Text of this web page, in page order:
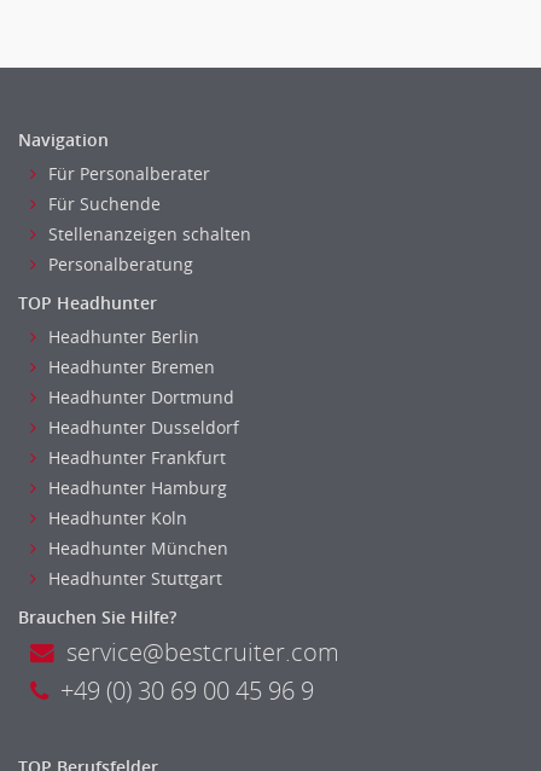
Navigation
Für Personalberater
Für Suchende
Stellenanzeigen schalten
Personalberatung
TOP Headhunter
Headhunter Berlin
Headhunter Bremen
Headhunter Dortmund
Headhunter Dusseldorf
Headhunter Frankfurt
Headhunter Hamburg
Headhunter Koln
Headhunter München
Headhunter Stuttgart
Brauchen Sie Hilfe?
service@bestcruiter.com
+49 (0) 30 69 00 45 96 9